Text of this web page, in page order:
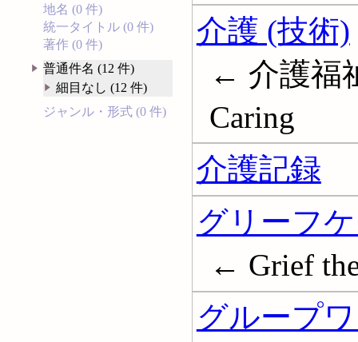
地名 (0 件)
統一タイトル (0 件)
著作 (0 件)
普通件名 (12 件)
細目なし (12 件)
ジャンル・形式 (0 件)
介護 (技術)
← 介護福
Caring
介護記録
グリーフ
← Grief
グループ